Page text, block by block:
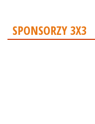
SPONSORZY 3X3